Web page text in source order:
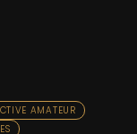
AMATEUR